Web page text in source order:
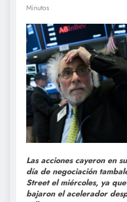
Minutos
Las acciones cayeron en
día de negociación
Street el miércoles, ya
bajaron el acelerador